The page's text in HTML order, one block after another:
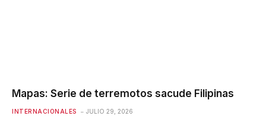
Mapas: Serie de terremotos sacude Filipinas
INTERNACIONALES JULIO 29, 2026